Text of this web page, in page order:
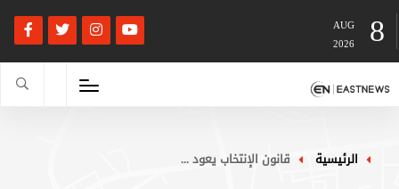
8
AUG
2026
قانون الإنتخاب يعود ... الرئيسية